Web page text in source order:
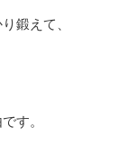
鍛えて、
す。